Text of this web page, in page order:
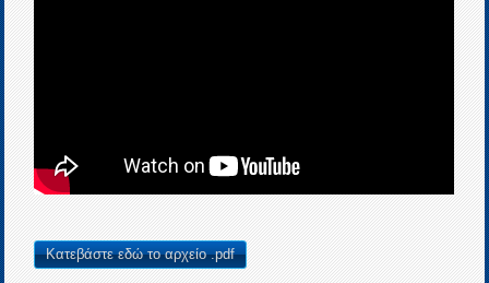
Κατεβάστε εδώ το αρχείο .pdf